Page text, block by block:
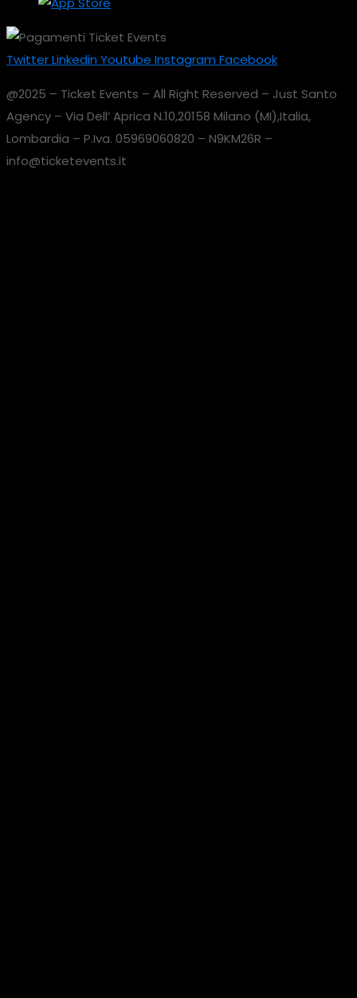
TwitterLinkedin Youtube Instagram Facebook
@2025 – Ticket Events – All Right Reserved – Just Santo
Agency – Via Dell’ Aprica N.10,20158 Milano (MI),Italia,
Lombardia – P.Iva. 05969060820 – N9KM26R –
info@ticketevents.it